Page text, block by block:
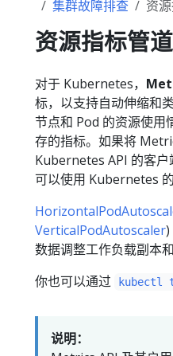
集群故障排查
资
资源指标管道
对于 Kubernetes，
标，以支持自动伸缩和
节点和 Pod 的资源使用
存的指标。如果将
Kubernetes API 的客
可以使用 Kubernetes
VerticalPodAutoscaler)
数据调整工作负载副本
你也可以通过
kubectl
说明：